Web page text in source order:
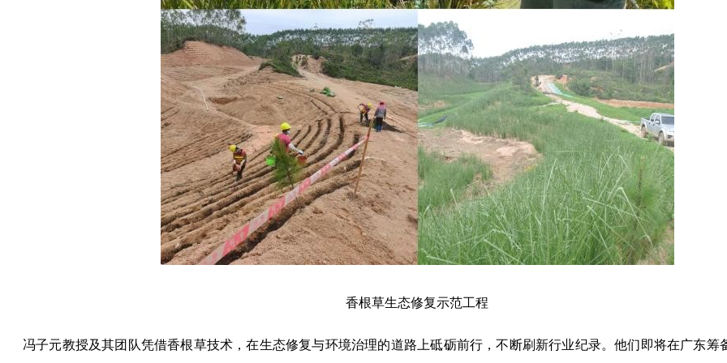
香根草生态修复示范工程
冯子元教授及其团队凭借香根草技术，在生态修复与环境治理的道路上砥砺前行，不断刷新行业纪录。他们即将在广东筹